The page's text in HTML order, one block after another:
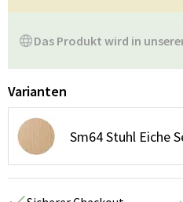
Das Produkt wird in
Varianten
Sm64 Stuhl Eiche